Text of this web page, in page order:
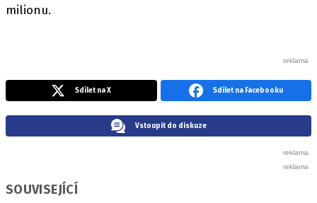
milionu.
Sdílet na X Sdílet na Facebooku
Vstoupit do diskuze
SOUVISEJÍCÍ